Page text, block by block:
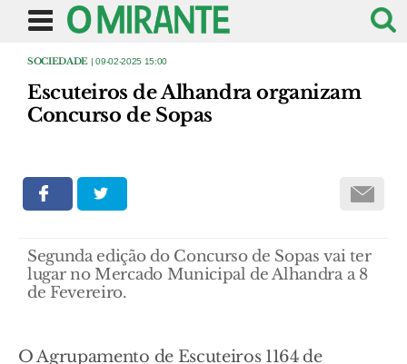
SOCIEDADE | 09-02-2025 15:00
Escuteiros de Alhandra organizam
Concurso de Sopas
Segunda edição do Concurso de Sopas vai ter
lugar no Mercado Municipal de Alhandra a 8
de Fevereiro.
O Agrupamento de Escuteiros 1164 de